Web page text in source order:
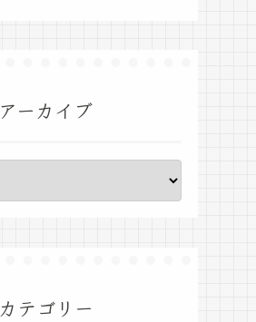
アーカイブ
カテゴリー